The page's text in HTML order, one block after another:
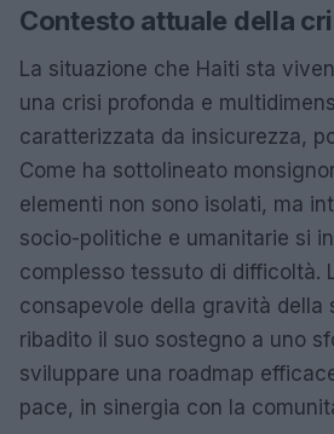
Contesto attuale della
La situazione che Haiti sta
una crisi profonda e
caratterizzata da insicurezza,
Come ha sottolineato
elementi non sono isolati, ma
socio-politiche e umanitarie si
complesso tessuto di difficoltà.
consapevole della gravità della
ribadito il suo sostegno a uno
sviluppare una roadmap
pace, in sinergia con la